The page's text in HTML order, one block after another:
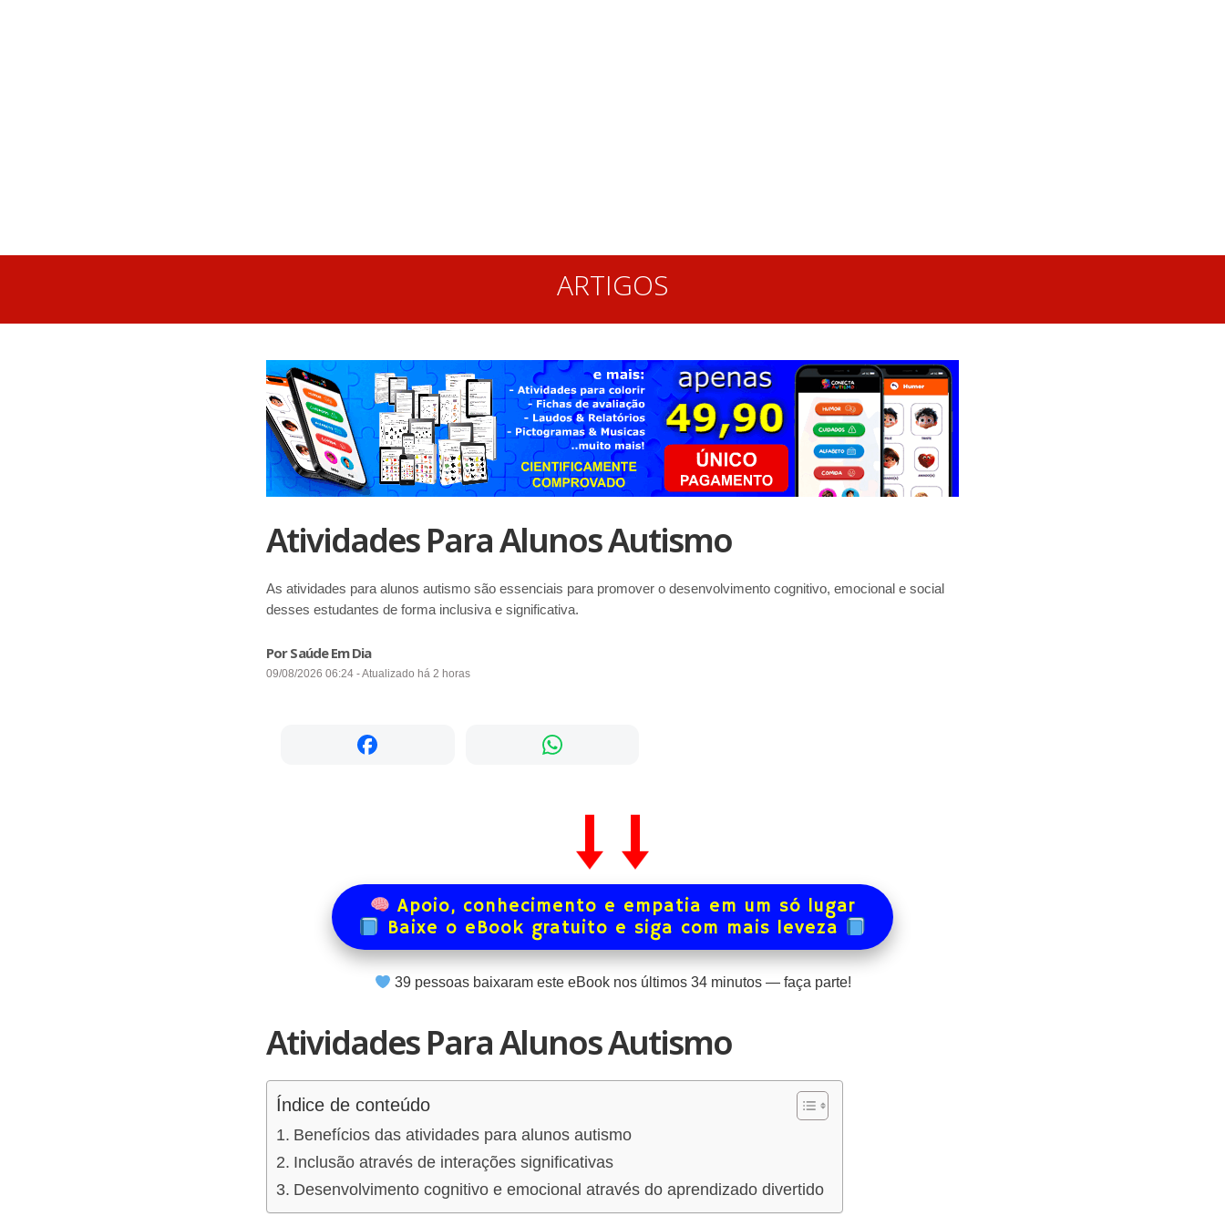
ARTIGOS
Atividades Para Alunos Autismo
As atividades para alunos autismo são essenciais para promover o desenvolvimento cognitivo, emocional e social
desses estudantes de forma inclusiva e significativa.
Por Saúde Em Dia
09/08/2026 06:24 - Atualizado há 2 horas
Apoio, conhecimento e empatia em um só lugar
Baixe o eBook gratuito e siga com mais leveza
39pessoas baixaram este eBook nos últimos 34minutos — faça parte!
Atividades Para Alunos Autismo
Índice de conteúdo
Benefícios das atividades para alunos autismo
Inclusão através de interações significativas
Desenvolvimento cognitivo e emocional através do aprendizado divertido